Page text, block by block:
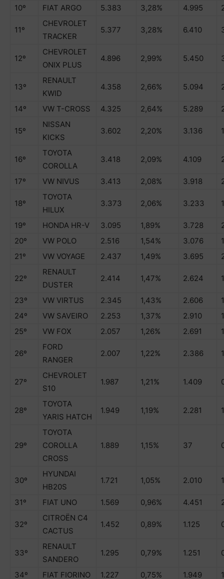
10º FIAT ARGO 5.383 3,28% 4.995
11º
CHEVROLET
TRACKER
5.377 3,28% 6.410
12º
CHEVROLET
ONIX PLUS
4.896 2,99% 5.450
13º
RENAULT
KWID
4.358 2,66% 5.094
14º VW T-CROSS 4.325 2,64% 5.289
15º
NISSAN
KICKS
3.602 2,20% 3.136
16º
TOYOTA
COROLLA
3.418 2,09% 4.109
17º VW NIVUS 3.413 2,08% 3.918
18º
TOYOTA
HILUX
3.373 2,06% 3.233
19º HONDA HR-V 3.095 1,89% 3.728
20º
VW POLO 2.516 1,54% 3.076
21º
VW VOYAGE 2.437 1,49% 3.695
22º
RENAULT
DUSTER
2.414 1,47% 2.624
23º VW VIRTUS 2.345 1,43% 2.606
24º
VW SAVEIRO 2.253 1,37% 2.910
25º
VW FOX 2.057 1,26% 2.691
26º
FORD
RANGER
2.007 1,22% 2.386
27º
CHEVROLET
S10
1.987 1,21% 1.409
28º
TOYOTA
YARIS HATCH
1.949 1,19% 2.281
29º
TOYOTA
COROLLA
CROSS
1.889 1,15% 37
30º
HYUNDAI
HB20S
1.721 1,05% 2.010
31º FIAT UNO 1.569 0,96% 4.451
32º
CITROËN C4
CACTUS
1.452 0,89% 1.125
33º
RENAULT
SANDERO
1.295 0,79% 1.251
34º FIAT FIORINO 1.227 0,75% 1.949